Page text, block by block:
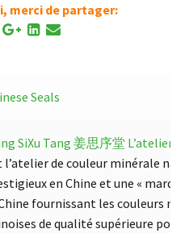
merci de partager:
Seals
SiXu Tang 姜思序堂 L’atelier
l’atelier de couleur minérale
en Chine et une «
fournissant les couleurs
de qualité supérieure pour